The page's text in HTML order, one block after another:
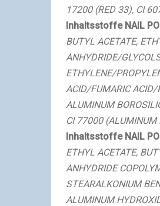
17200 (RED 33), CI
Inhaltsstoffe NAIL
BUTYL ACETATE,
ANHYDRIDE/
ETHYLENE/
ACID/FUMARIC ACID/
ALUMINUM
CI 77000 (ALUMINUM
Inhaltsstoffe NAIL
ETHYL ACETATE,
ANHYDRIDE
STEARALKONIUM
ALUMINUM